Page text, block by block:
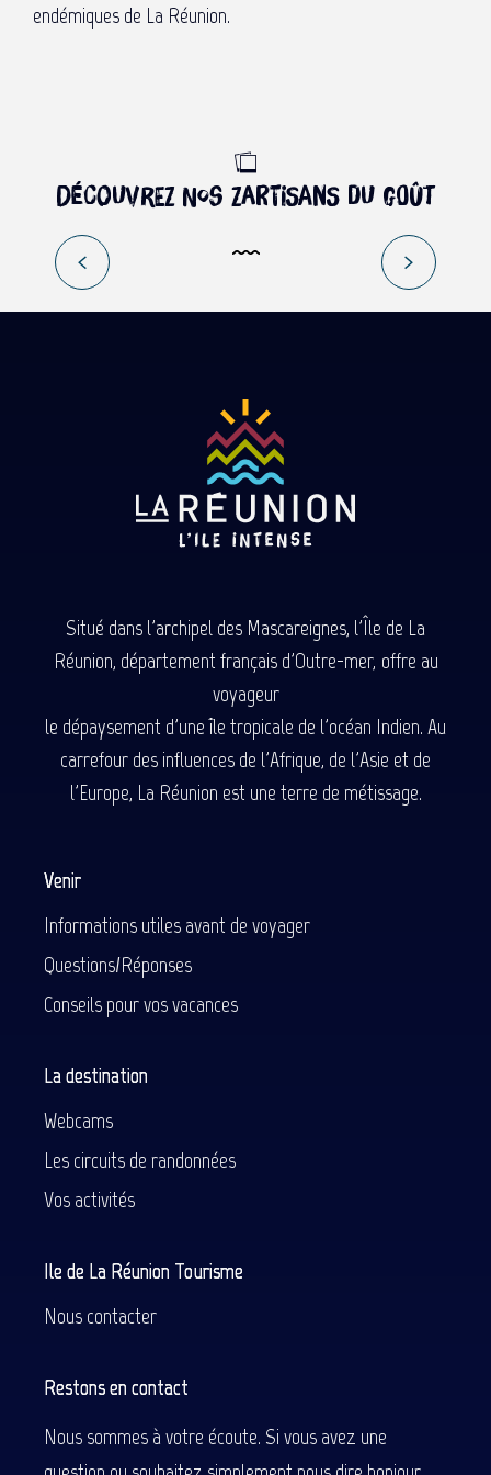
endémiques de La Réunion.
Découvrez nos Zartisans du goût
PARTEZ A LA RENCONTRE DE
YANNICK DE PALMAS – LES HAUTS
Situé dans l'archipel des Mascareignes, l'Île de La
Réunion, département français d'Outre-mer, offre au
voyageur
le dépaysement d'une île tropicale de l'océan Indien. Au
carrefour des influences de l'Afrique, de l'Asie et de
l'Europe, La Réunion est une terre de métissage.
Venir
Informations utiles avant de voyager
Questions/Réponses
Conseils pour vos vacances
La destination
Webcams
Les circuits de randonnées
Vos activités
Ile de La Réunion Tourisme
Nous contacter
Restons en contact
Nous sommes à votre écoute. Si vous avez une